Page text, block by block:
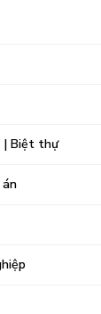
| Biệt thự